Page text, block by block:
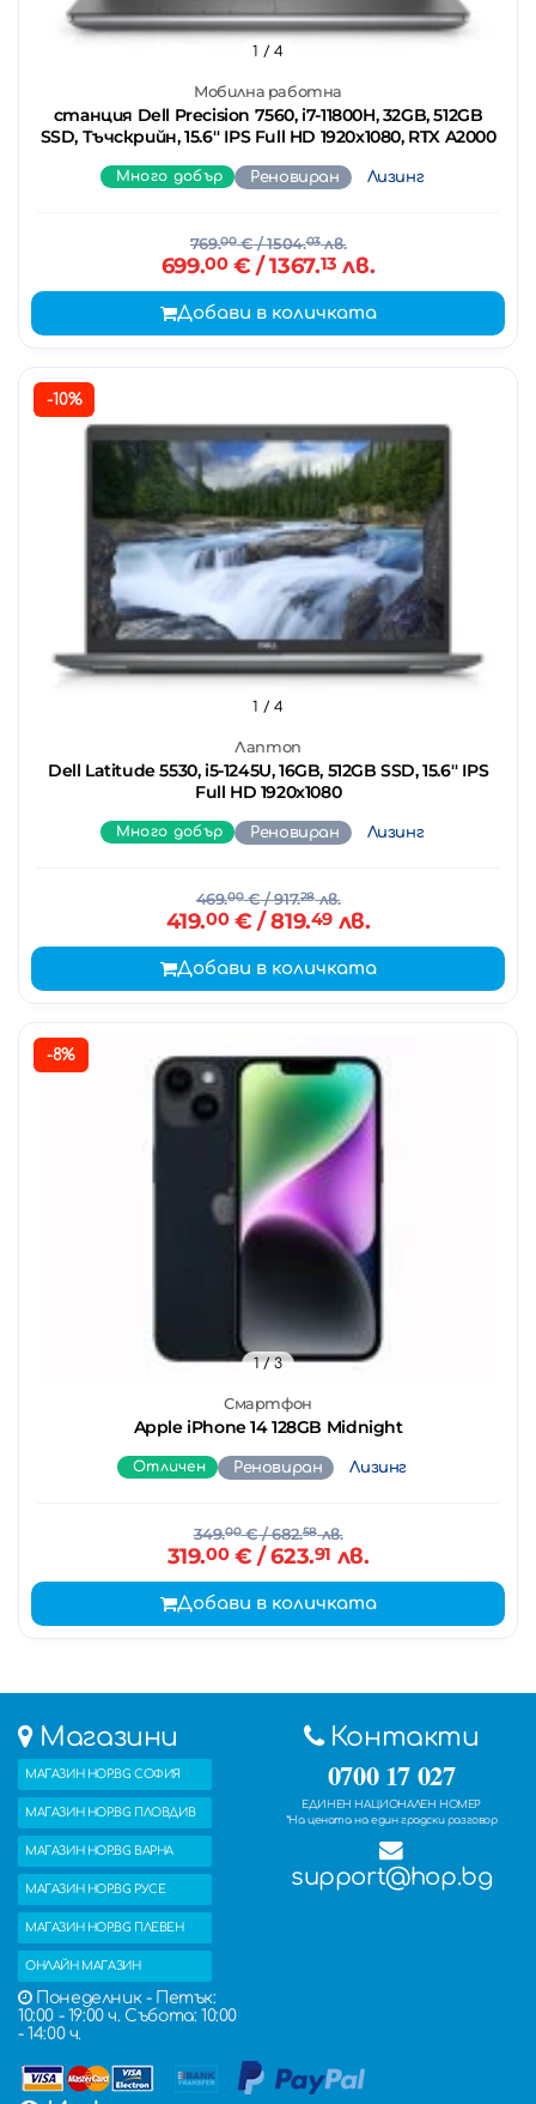
Мобилна работна
станция Dell Precision 7560, i7-11800H, 32GB, 512GB
SSD, Тъчскрийн, 15.6'' IPS Full HD 1920x1080, RTX A2000
1 / 4
Много добър Реновиран Лизинг
769.00€/ 1504.03лв.
699.00€ / 1367.13 лв.
Добави в количката
-10%
Лаптоп
Dell Latitude 5530, i5-1245U, 16GB, 512GB SSD, 15.6'' IPS
Full HD 1920x1080
1 / 4
Много добър Реновиран Лизинг
469.00€/ 917.28лв.
419.00€ / 819.49лв.
Добави в количката
-8%
Смартфон
Apple iPhone 14 128GB Midnight
1/ 3
Отличен Реновиран Лизинг
349.00€/ 682.58лв.
319.00€ / 623.91 лв.
Добави в количката
Магазини
МАГАЗИН HOP.BG СОФИЯ
МАГАЗИН HOP.BG ПЛОВДИВ
МАГАЗИН HOP.BG ВАРНА
МАГАЗИН HOP.BG РУСЕ
МАГАЗИН HOP.BG ПЛЕВЕН
ОНЛАЙН МАГАЗИН
Понеделник - Петък:
10:00 - 19:00 ч. Събота: 10:00
- 14:00 ч.
Контакти
0700 17 027
ЕДИНЕН НАЦИОНАЛЕН НОМЕР
*На цената на един градски разговор
support@hop.bg